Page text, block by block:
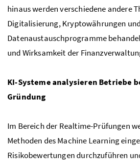
hinaus werden verschiedene andere
Digitalisierung, Kryptowährungen
Datenaustauschprogramme
und Wirksamkeit der
KI-Systeme analysieren Betriebe
Gründung
Im Bereich der Realtime-Prüfungen
Methoden des Machine Learning
Risikobewertungen durchzuführen